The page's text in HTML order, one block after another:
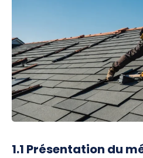
1.1 Présentation du